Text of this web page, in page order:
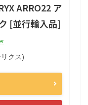
ARRO22 ア
[並行輸入品]
クス)